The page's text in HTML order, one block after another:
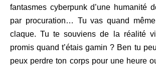
fantasmes cyberpunk d’une humanité
par procuration… Tu vas quand
claque. Tu te souviens de la réalité
promis quand t’étais gamin ? Ben tu
peux perdre ton corps pour une heure